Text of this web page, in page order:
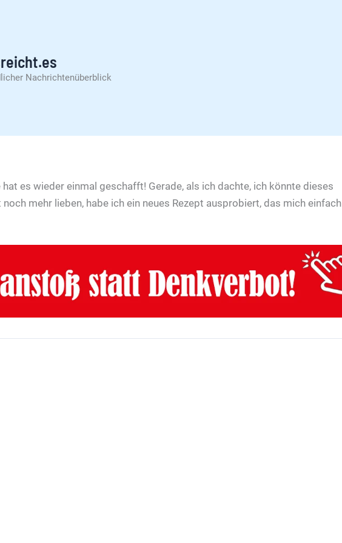
Nachrichtenüberblick
es wieder einmal geschafft! Gerade, als ich dachte, ich könnte dieses
mehr lieben, habe ich ein neues Rezept ausprobiert, das mich einfach